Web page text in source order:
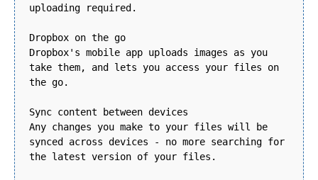
uploading required.
Dropbox on the go
Dropbox's mobile app uploads images as you
take them, and lets you access your files on
the go.
Sync content between devices
Any changes you make to your files will be
synced across devices - no more searching for
the latest version of your files.